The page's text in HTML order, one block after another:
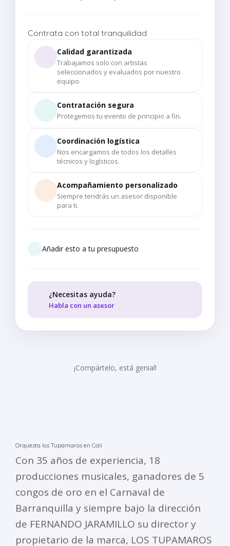
Contrata con total tranquilidad
Calidad garantizada
Trabajamos solo con artistas
seleccionados y evaluados por nuestro
equipo.
Contratación segura
Protegemos tu evento de principio a fin.
Coordinación logística
Nos encargamos de todos los detalles
técnicos y logísticos.
Acompañamiento personalizado
Siempre tendrás un asesor disponible
para ti.
Añadir esto a tu presupuesto
¿Necesitas ayuda?
Habla con un asesor
¡Compártelo, está genial!
Orquesta los Tupamaros en Cali
Con 35 años de experiencia, 18
producciones musicales, ganadores de 5
congos de oro en el Carnaval de
Barranquilla y siempre bajo la dirección
de FERNANDO JARAMILLO su director y
propietario de la marca, LOS TUPAMAROS